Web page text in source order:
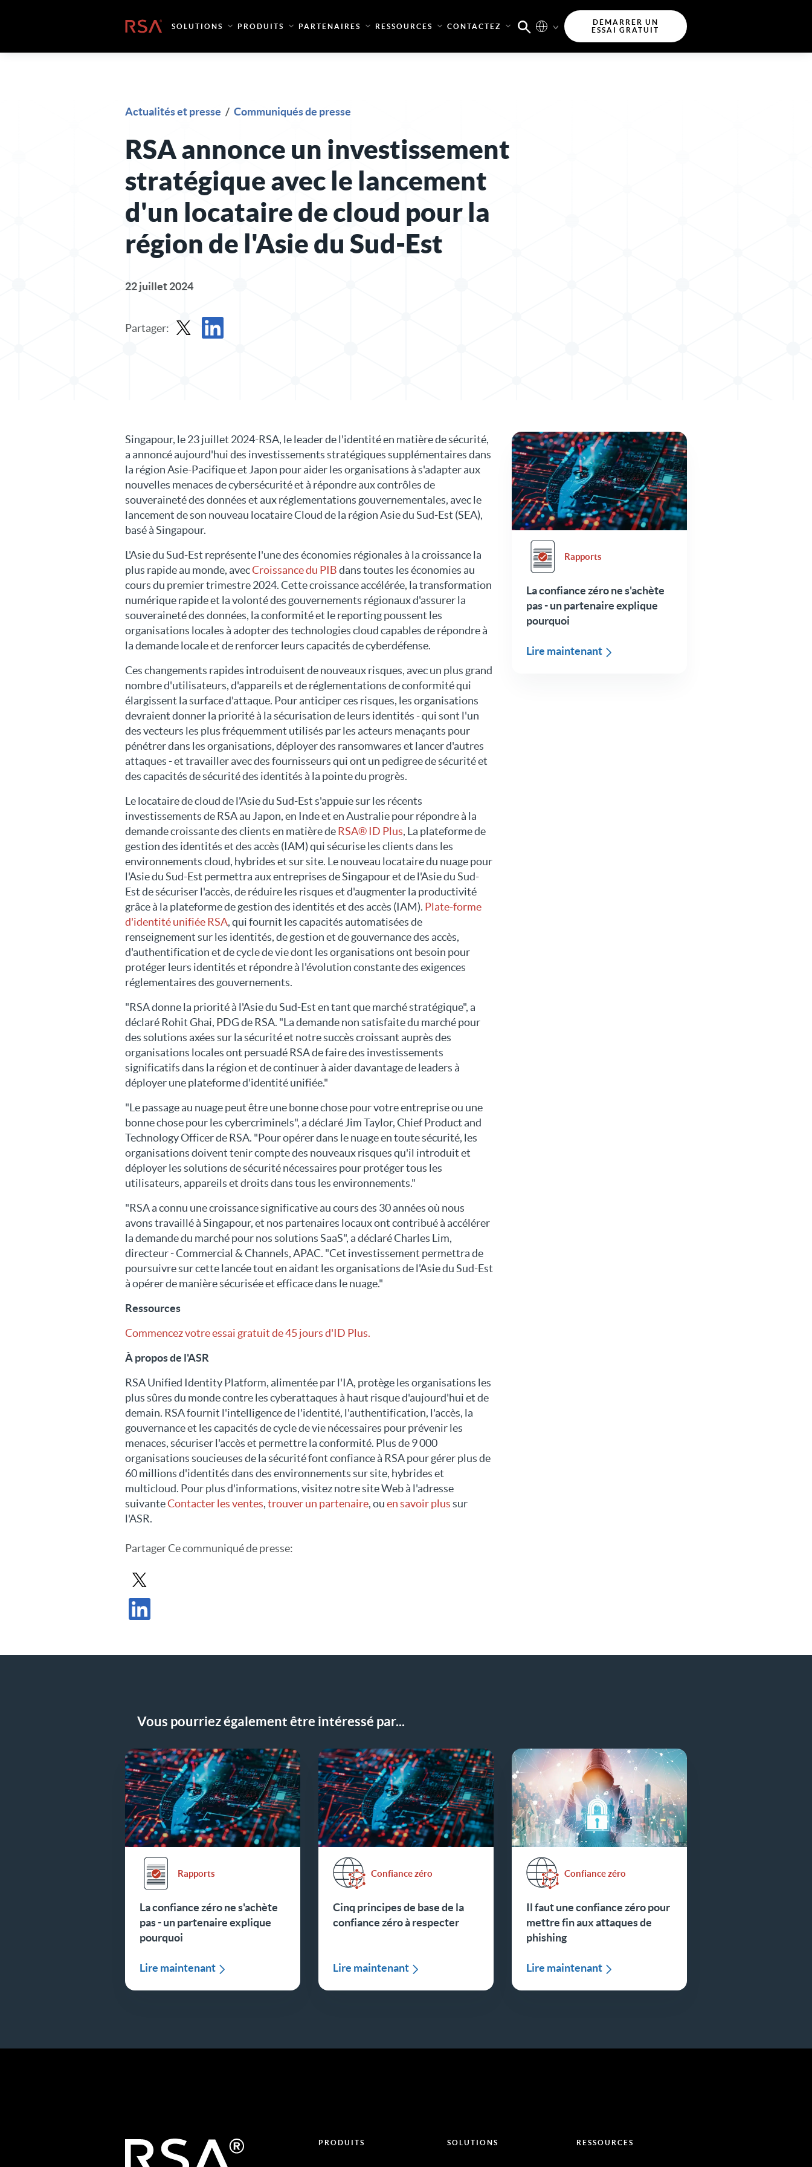
Accueil SOLUTIONS PRODUITS PARTENAIRES RESSOURCES CONTACTEZ
DÉMARRER UN
ESSAI GRATUIT
Actualités et presse / Communiqués de presse
RSA annonce un investissement
stratégique avec le lancement
d'un locataire de cloud pour la
région de l'Asie du Sud-Est
22 juillet 2024
Partager:
Singapour, le 23 juillet 2024-RSA, le leader de l'identité en matière de sécurité,
a annoncé aujourd'hui des investissements stratégiques supplémentaires dans
la région Asie-Pacifique et Japon pour aider les organisations à s'adapter aux
nouvelles menaces de cybersécurité et à répondre aux contrôles de
souveraineté des données et aux réglementations gouvernementales, avec le
lancement de son nouveau locataire Cloud de la région Asie du Sud-Est (SEA),
basé à Singapour.
L'Asie du Sud-Est représente l'une des économies régionales à la croissance la
plus rapide au monde, avecCroissance du PIBdans toutes les économies au
cours du premier trimestre 2024. Cette croissance accélérée, la transformation
numérique rapide et la volonté des gouvernements régionaux d'assurer la
souveraineté des données, la conformité et le reporting poussent les
organisations locales à adopter des technologies cloud capables de répondre à
la demande locale et de renforcer leurs capacités de cyberdéfense.
Ces changements rapides introduisent de nouveaux risques, avec un plus grand
nombre d'utilisateurs, d'appareils et de réglementations de conformité qui
élargissent la surface d'attaque. Pour anticiper ces risques, les organisations
devraient donner la priorité à la sécurisation de leurs identités - qui sont l'un
des vecteurs les plus fréquemment utilisés par les acteurs menaçants pour
pénétrer dans les organisations, déployer des ransomwares et lancer d'autres
attaques - et travailler avec des fournisseurs qui ont un pedigree de sécurité et
des capacités de sécurité des identités à la pointe du progrès.
Le locataire de cloud de l'Asie du Sud-Est s'appuie sur les récents
investissements de RSA au Japon, en Inde et en Australie pour répondre à la
demande croissante des clients en matière deRSA® ID Plus, La plateforme de
gestion des identités et des accès (IAM) qui sécurise les clients dans les
environnements cloud, hybrides et sur site. Le nouveau locataire du nuage pour
l'Asie du Sud-Est permettra aux entreprises de Singapour et de l'Asie du Sud-
Est de sécuriser l'accès, de réduire les risques et d'augmenter la productivité
grâce à la plateforme de gestion des identités et des accès (IAM). Plate-forme
d'identité unifiée RSA, qui fournit les capacités automatisées de
renseignement sur les identités, de gestion et de gouvernance des accès,
d'authentification et de cycle de vie dont les organisations ont besoin pour
protéger leurs identités et répondre à l'évolution constante des exigences
réglementaires des gouvernements.
"RSA donne la priorité à l'Asie du Sud-Est en tant que marché stratégique", a
déclaré Rohit Ghai, PDG de RSA. "La demande non satisfaite du marché pour
des solutions axées sur la sécurité et notre succès croissant auprès des
organisations locales ont persuadé RSA de faire des investissements
significatifs dans la région et de continuer à aider davantage de leaders à
déployer une plateforme d'identité unifiée."
"Le passage au nuage peut être une bonne chose pour votre entreprise ou une
bonne chose pour les cybercriminels", a déclaré Jim Taylor, Chief Product and
Technology Officer de RSA. "Pour opérer dans le nuage en toute sécurité, les
organisations doivent tenir compte des nouveaux risques qu'il introduit et
déployer les solutions de sécurité nécessaires pour protéger tous les
utilisateurs, appareils et droits dans tous les environnements."
"RSA a connu une croissance significative au cours des 30 années où nous
avons travaillé à Singapour, et nos partenaires locaux ont contribué à accélérer
la demande du marché pour nos solutions SaaS", a déclaré Charles Lim,
directeur - Commercial & Channels, APAC. "Cet investissement permettra de
poursuivre sur cette lancée tout en aidant les organisations de l'Asie du Sud-Est
à opérer de manière sécurisée et efficace dans le nuage."
Ressources
Commencez votre essai gratuit de 45 jours d'ID Plus.
À propos de l'ASR
RSA Unified Identity Platform, alimentée par l'IA, protège les organisations les
plus sûres du monde contre les cyberattaques à haut risque d'aujourd'hui et de
demain. RSA fournit l'intelligence de l'identité, l'authentification, l'accès, la
gouvernance et les capacités de cycle de vie nécessaires pour prévenir les
menaces, sécuriser l'accès et permettre la conformité. Plus de 9 000
organisations soucieuses de la sécurité font confiance à RSA pour gérer plus de
60 millions d'identités dans des environnements sur site, hybrides et
multicloud. Pour plus d'informations, visitez notre site Web à l'adresse
suivanteContacter les ventes,trouver un partenaire, ouen savoir plussur
l'ASR.
PartagerCe communiqué de presse:
Partager le communiqué de presse dans X
Rapports
La confiance zéro ne s'achète
pas - un partenaire explique
pourquoi
Lire maintenant
Vous pourriez également être intéressé par...
Rapports
La confiance zéro ne s'achète
pas - un partenaire explique
pourquoi
Lire maintenant
Confiance zéro
Cinq principes de base de la
confiance zéro à respecter
Lire maintenant
Confiance zéro
Il faut une confiance zéro pour
mettre fin aux attaques de
phishing
Lire maintenant
PRODUITS SOLUTIONS RESSOURCES